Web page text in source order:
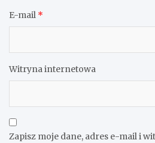
E-mail *
Witryna internetowa
Zapisz moje dane, adres e-mail i